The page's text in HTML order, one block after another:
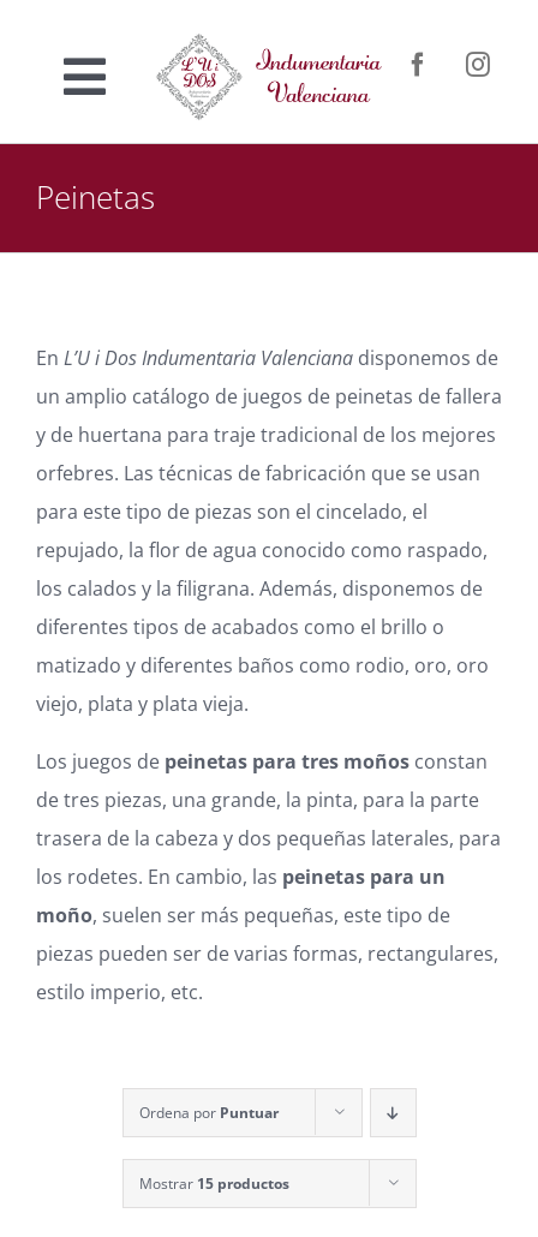
contenidoToggle
Navigation
Confección a medida
Contacto
Blog
Carrito
Mi cuenta
Peinetas
En L’U i Dos Indumentaria Valenciana disponemos de
un amplio catálogo de juegos de peinetas de fallera
y de huertana para traje tradicional de los mejores
orfebres. Las técnicas de fabricación que se usan
para este tipo de piezas son el cincelado, el
repujado, la flor de agua conocido como raspado,
los calados y la filigrana. Además, disponemos de
diferentes tipos de acabados como el brillo o
matizado y diferentes baños como rodio, oro, oro
viejo, plata y plata vieja.
Los juegos de peinetas para tres moños constan
de tres piezas, una grande, la pinta, para la parte
trasera de la cabeza y dos pequeñas laterales, para
los rodetes. En cambio, las peinetas para un
moño, suelen ser más pequeñas, este tipo de
piezas pueden ser de varias formas, rectangulares,
estilo imperio, etc.
Ordena por Puntuar
Mostrar 15 productos